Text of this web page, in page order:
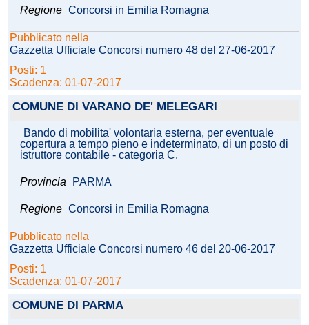
Regione Concorsi in Emilia Romagna
Pubblicato nella
Gazzetta Ufficiale Concorsi numero 48 del 27-06-2017
Posti: 1
Scadenza: 01-07-2017
COMUNE DI VARANO DE' MELEGARI
Bando di mobilita' volontaria esterna, per eventuale
copertura a tempo pieno e indeterminato, di un posto di
istruttore contabile - categoria C.
Provincia PARMA
Regione Concorsi in Emilia Romagna
Pubblicato nella
Gazzetta Ufficiale Concorsi numero 46 del 20-06-2017
Posti: 1
Scadenza: 01-07-2017
COMUNE DI PARMA